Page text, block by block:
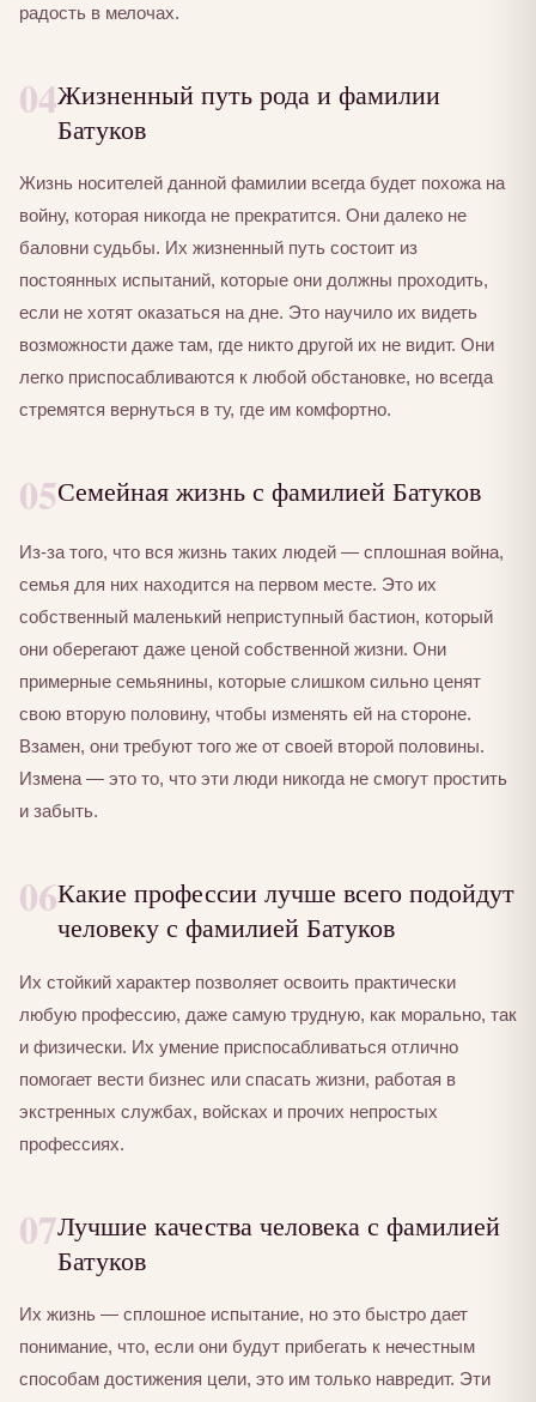
радость в мелочах.
04Жизненный путь рода и фамилии
Батуков
Жизнь носителей данной фамилии всегда будет похожа на
войну, которая никогда не прекратится. Они далеко не
баловни судьбы. Их жизненный путь состоит из
постоянных испытаний, которые они должны проходить,
если не хотят оказаться на дне. Это научило их видеть
возможности даже там, где никто другой их не видит. Они
легко приспосабливаются к любой обстановке, но всегда
стремятся вернуться в ту, где им комфортно.
05Семейная жизнь с фамилией Батуков
Из-за того, что вся жизнь таких людей — сплошная война,
семья для них находится на первом месте. Это их
собственный маленький неприступный бастион, который
они оберегают даже ценой собственной жизни. Они
примерные семьянины, которые слишком сильно ценят
свою вторую половину, чтобы изменять ей на стороне.
Взамен, они требуют того же от своей второй половины.
Измена — это то, что эти люди никогда не смогут простить
и забыть.
06Какие профессии лучше всего подойдут
человеку с фамилией Батуков
Их стойкий характер позволяет освоить практически
любую профессию, даже самую трудную, как морально, так
и физически. Их умение приспосабливаться отлично
помогает вести бизнес или спасать жизни, работая в
экстренных службах, войсках и прочих непростых
профессиях.
07Лучшие качества человека с фамилией
Батуков
Их жизнь — сплошное испытание, но это быстро дает
понимание, что, если они будут прибегать к нечестным
способам достижения цели, это им только навредит. Эти